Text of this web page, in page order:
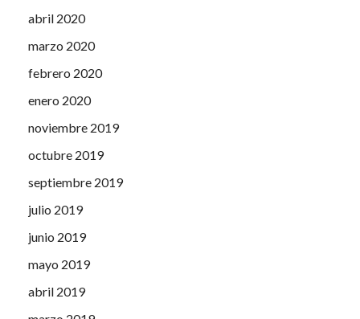
abril 2020
marzo 2020
febrero 2020
enero 2020
noviembre 2019
octubre 2019
septiembre 2019
julio 2019
junio 2019
mayo 2019
abril 2019